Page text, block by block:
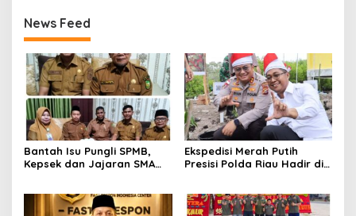
News Feed
Bantah Isu Pungli SPMB,
Kepsek dan Jajaran SMA
Ekspedisi Merah Putih
Presisi Polda Riau Hadir di
Kesehatan